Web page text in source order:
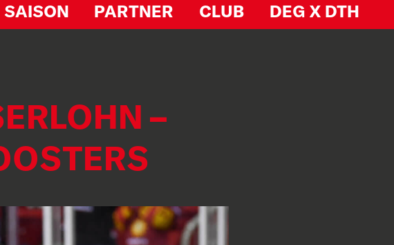
SAISON PARTNER CLUB DEG X DTH
–